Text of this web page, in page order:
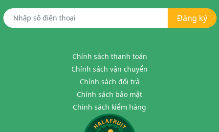
Đăng ký
Chính sách thanh toán
Chính sách vận chuyển
Chính sách đổi trả
Chính sách bảo mật
Chính sách kiểm hàng